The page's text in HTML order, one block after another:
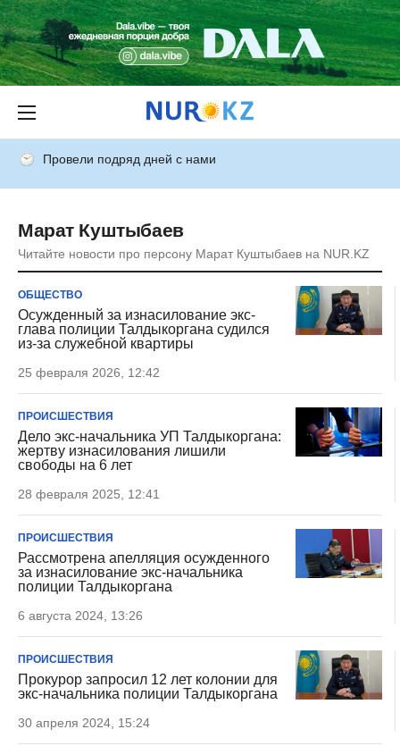
Провели подряд дней с нами
Марат Куштыбаев
Читайте новости про персону Марат Куштыбаев на NUR.KZ
ОБЩЕСТВО
Осужденный за изнасилование экс-
глава полиции Талдыкоргана судился
из-за служебной квартиры
25 февраля 2026, 12:42
ПРОИСШЕСТВИЯ
Дело экс-начальника УП Талдыкоргана:
жертву изнасилования лишили
свободы на 6 лет
28 февраля 2025, 12:41
ПРОИСШЕСТВИЯ
Рассмотрена апелляция осужденного
за изнасилование экс-начальника
полиции Талдыкоргана
6 августа 2024, 13:26
ПРОИСШЕСТВИЯ
Прокурор запросил 12 лет колонии для
экс-начальника полиции Талдыкоргана
30 апреля 2024, 15:24